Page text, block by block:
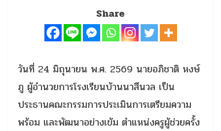
Share
วันที่ 24 มิถุนายน พ.ศ. 2569 นายอภิชาติ หงษ์
ภู ผู้อำนวยการโรงเรียนบ้านนาสีนวล เป็น
ประธานคณะกรรมการประเมินการเตรียมความ
พร้อม และพัฒนาอย่างเข้ม ตำแหน่งครูผู้ช่วยครั้ง